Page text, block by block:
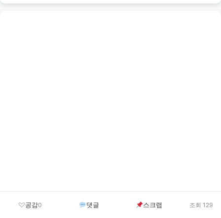
공감0 댓글 스크랩 조회 129